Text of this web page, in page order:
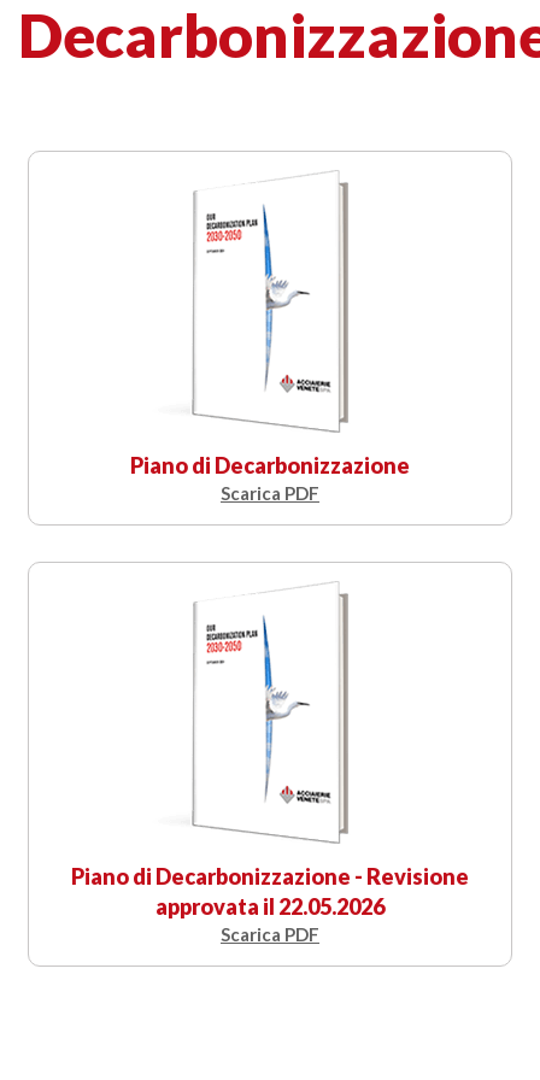
Piano di Decarbonizzazione
Scarica PDF
Piano di Decarbonizzazione - Revisione
approvata il 22.05.2026
Scarica PDF